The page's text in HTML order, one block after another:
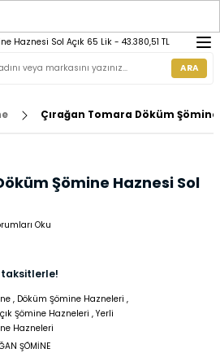
ARA
Çırağan Tomara Döküm Şömine
Şömine Haznesi Sol
Oku
taksitlerle!
, Döküm Şömine Hazneleri ,
Şömine Hazneleri ,Yerli
Hazneleri
ŞÖMİNE